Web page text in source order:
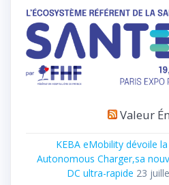
Valeur
KEBA eMobility dévoile
Autonomous Charger,sa
DC ultra-rapide 23